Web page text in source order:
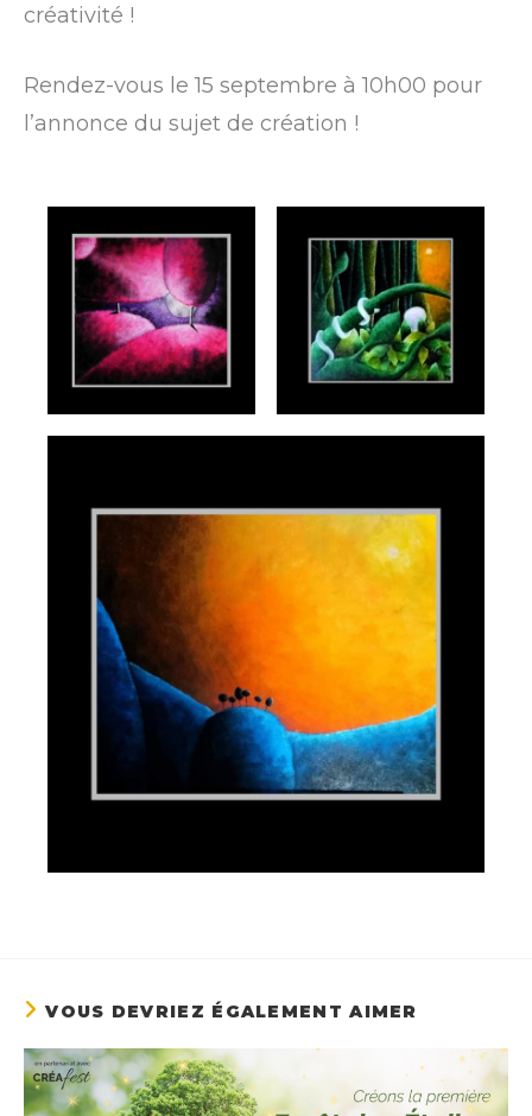
créativité !
Rendez-vous le 15 septembre à 10h00 pour
l’annonce du sujet de création !
VOUS DEVRIEZ ÉGALEMENT AIMER